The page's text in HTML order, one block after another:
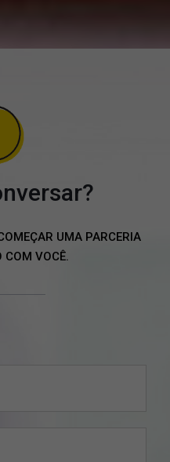
UMA PARCERIA
COM VOCÊ.